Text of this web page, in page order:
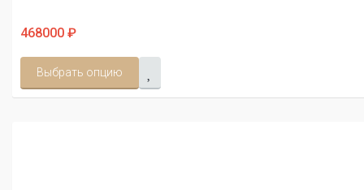
468000 ₽
Выбрать опцию